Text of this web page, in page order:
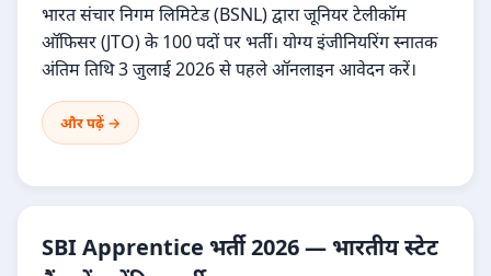
भारत संचार निगम लिमिटेड (BSNL) द्वारा जूनियर टेलीकॉम
ऑफिसर (JTO) के 100 पदों पर भर्ती। योग्य इंजीनियरिंग स्नातक
अंतिम तिथि 3 जुलाई 2026 से पहले ऑनलाइन आवेदन करें।
और पढ़ें →
SBI Apprentice भर्ती 2026 — भारतीय स्टेट